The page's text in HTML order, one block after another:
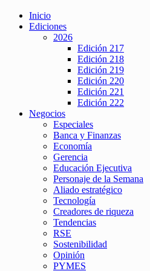
Inicio
Ediciones
2026
Edición 217
Edición 218
Edición 219
Edición 220
Edición 221
Edición 222
Negocios
Especiales
Banca y Finanzas
Economía
Gerencia
Educación Ejecutiva
Personaje de la Semana
Aliado estratégico
Tecnología
Creadores de riqueza
Tendencias
RSE
Sostenibilidad
Opinión
PYMES